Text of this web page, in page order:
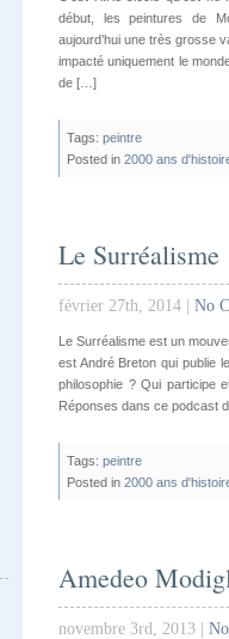
début, les peintures de
aujourd’hui une très grosse
impacté uniquement le
de […]
Tags: peintre
Posted in 2000 ans
Le Surréalisme
février 27th, 2014 | No
Le Surréalisme est un
est André Breton qui publie
philosophie ? Qui participe
Réponses dans ce podcast
Tags: peintre
Posted in 2000 ans
Amedeo
novembre 3rd, 2013 |